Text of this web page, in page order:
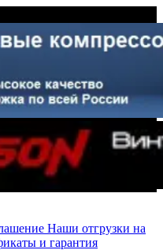
Наши отгрузки на
и гарантия